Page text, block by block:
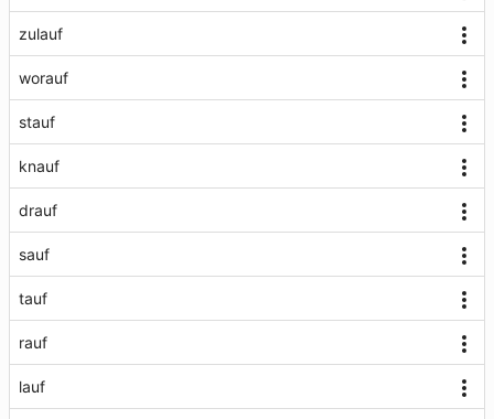
zulauf
worauf
stauf
knauf
drauf
sauf
tauf
rauf
lauf